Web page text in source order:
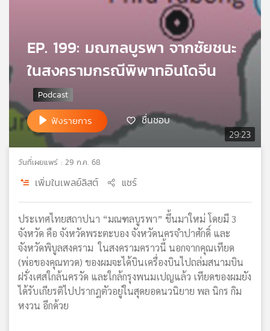
เครือ
ข่าย
วิทยุ
พี
เอส
แผนที่
วิทยุ
เครือ
ข่าย
29:23
EP. 199: มณฑลบูรพา จากชัยชนะ
ในสงครามกรณีพิพาทอินโดจีน
ฟังรายการ ชื่นชอบ
วันที่เผยแพร่ : 29 ก.ค. 68
เพิ่มในเพลย์ลิสต์ แชร์
ประเทศไทยสถาปนา “มณฑลบูรพา” ขึ้นมาใหม่ โดยมี 3
จังหวัด คือ จังหวัดพระตะบอง จังหวัดนครจำปาศักดิ์ และ
จังหวัดพิบูลสงคราม ในสงครามคราวนี้ นอกจากคุณเทียด
(พ่อของคุณทวด) ของผมจะได้บินเครื่องบินไปถล่มสนามบิน
ฝรั่งเศสใกล้นครวัด และใกล้กรุงพนมเปญแล้ว เทียดของผมยัง
ได้รับเกียรติไปปรากฎตัวอยู่ในสุดยอดนวนิยาย พล นิกร กิม
หงวน อีกด้วย